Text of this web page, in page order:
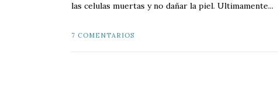
las celulas muertas y no dañar la piel. Ultimamente...
7 COMENTARIOS